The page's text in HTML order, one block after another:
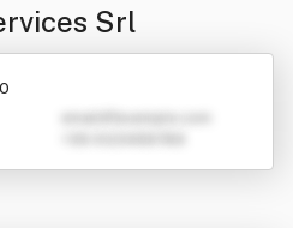
Srl